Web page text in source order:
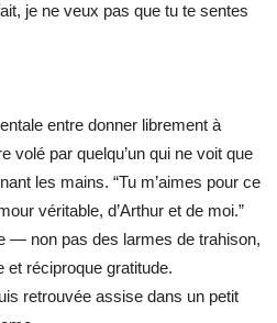
je ne veux pas que tu te sentes
entre donner librement à
volé par quelqu’un qui ne voit que
les mains. “Tu m’aimes pour ce
véritable, d’Arthur et de moi.”
— non pas des larmes de trahison,
et réciproque gratitude.
retrouvée assise dans un petit